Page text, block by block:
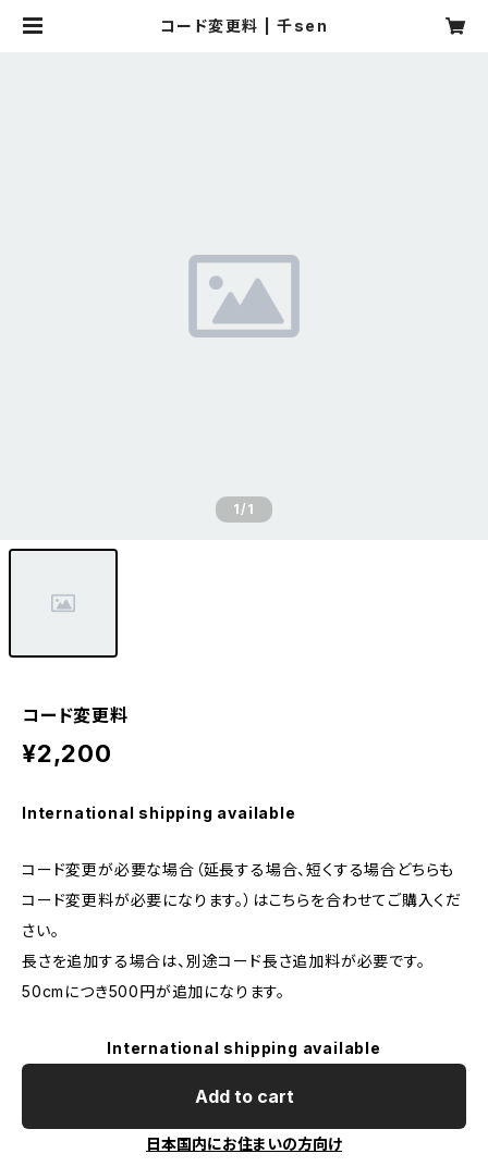
コード変更料 | 千sen
1/1
コード変更料
¥2,200
International shipping available
コード変更が必要な場合（延長する場合、短くする場合どちらも
コード変更料が必要になります。）はこちらを合わせてご購入くだ
さい。
長さを追加する場合は、別途コード長さ追加料が必要です。
50cmにつき500円が追加になります。
International shipping available
Add to cart
日本国内にお住まいの方向け